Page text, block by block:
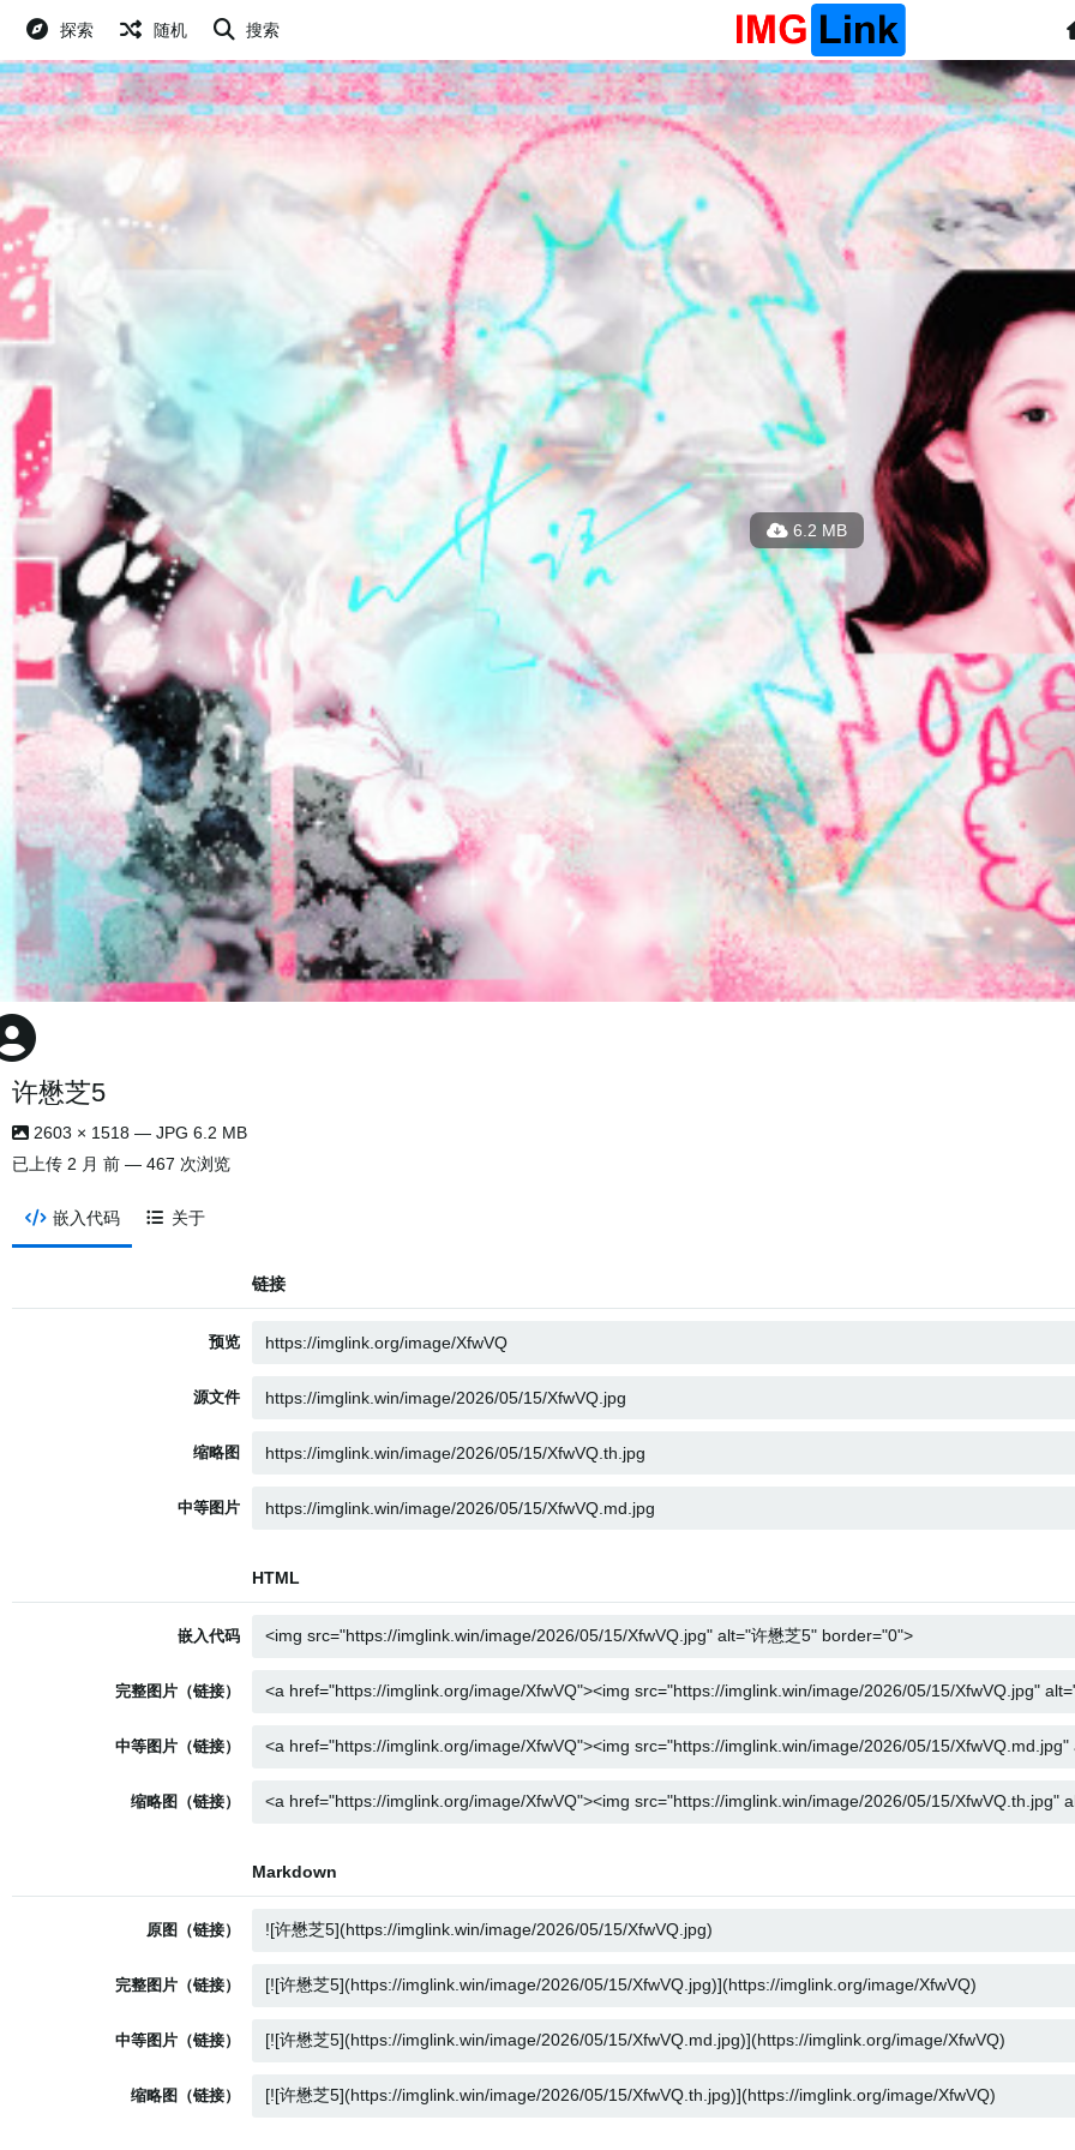
探索 随机 搜索
6.2 MB
许懋芝5
2603 × 1518 — JPG 6.2 MB
已上传 2 月 前 — 467 次浏览
嵌入代码 关于
链接
预览
源文件
缩略图
中等图片
HTML
嵌入代码
完整图片（链接）
中等图片（链接）
缩略图（链接）
Markdown
原图（链接）
完整图片（链接）
中等图片（链接）
缩略图（链接）